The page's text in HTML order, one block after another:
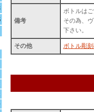
備考
ボトルは
その為、
下さい。
その他 ボトル彫